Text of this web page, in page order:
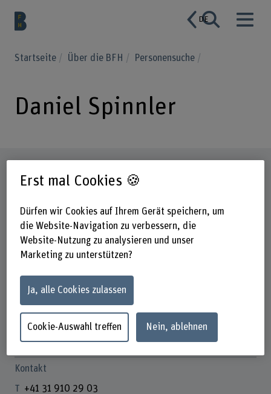
DE
Startseite Über die BFH Personensuche
Daniel Spinnler
Daniel Spinnler
Kontakt
+41 31 910 29 03
Erst mal Cookies 🍪
Dürfen wir Cookies auf Ihrem Gerät speichern, um
die Website-Navigation zu verbessern, die
Website-Nutzung zu analysieren und unser
Marketing zu unterstützen?
Ja, alle Cookies zulassen
Cookie-Auswahl treffen Nein, ablehnen